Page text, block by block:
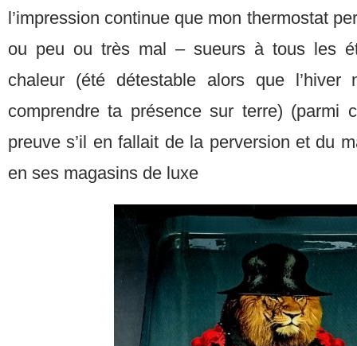
l’impression continue que mon thermostat
ou peu ou très mal – sueurs à tous les
chaleur (été détestable alors que l’hiver
comprendre ta présence sur terre) (parmi
preuve s’il en fallait de la perversion et du
en ses magasins de luxe